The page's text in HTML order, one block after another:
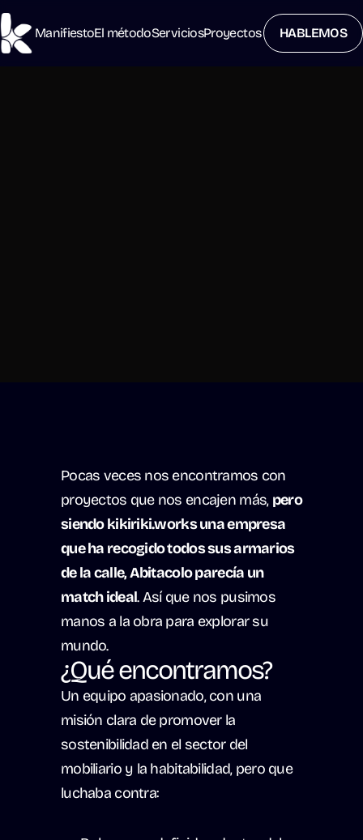
ManifiestoEl métodoServiciosProyectos HABLEMOS
Pocas veces nos encontramos con
proyectos que nos encajen más, pero
siendo kikiriki.works una empresa
que ha recogido todos sus armarios
de la calle, Abitacolo parecía un
match ideal. Así que nos pusimos
manos a la obra para explorar su
mundo.
¿Qué encontramos?
Un equipo apasionado, con una
misión clara de promover la
sostenibilidad en el sector del
mobiliario y la habitabilidad, pero que
luchaba contra: